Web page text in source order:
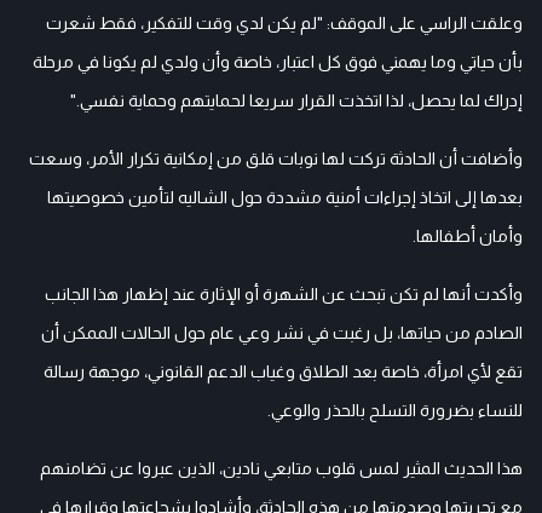
وعلقت الراسي على الموقف: "لم يكن لدي وقت للتفكير، فقط شعرت
بأن حياتي وما يهمني فوق كل اعتبار، خاصة وأن ولدي لم يكونا في مرحلة
إدراك لما يحصل، لذا اتخذت القرار سريعا لحمايتهم وحماية نفسي."
وأضافت أن الحادثة تركت لها نوبات قلق من إمكانية تكرار الأمر، وسعت
بعدها إلى اتخاذ إجراءات أمنية مشددة حول الشاليه لتأمين خصوصيتها
وأمان أطفالها.
وأكدت أنها لم تكن تبحث عن الشهرة أو الإثارة عند إظهار هذا الجانب
الصادم من حياتها، بل رغبت في نشر وعي عام حول الحالات الممكن أن
تقع لأي امرأة، خاصة بعد الطلاق وغياب الدعم القانوني، موجهة رسالة
للنساء بضرورة التسلح بالحذر والوعي.
هذا الحديث المثير لمس قلوب متابعي نادين، الذين عبروا عن تضامنهم
مع تجربتها وصدمتها من هذه الحادثة، وأشادوا بشجاعتها وقرارها في